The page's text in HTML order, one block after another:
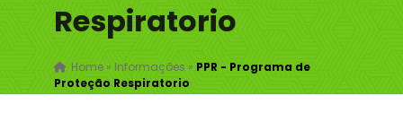
Respiratorio
Home» Informações » PPR - Programa de
Proteção Respiratorio